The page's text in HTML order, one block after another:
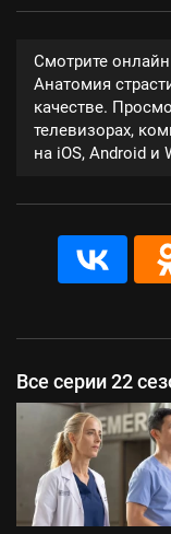
Смотрите
Анатомия
качестве.
телевизорах,
на iOS, Android и
Все серии 22